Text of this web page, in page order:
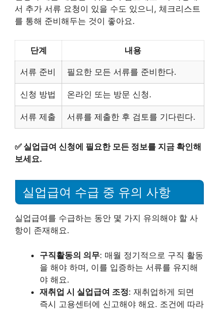
서 추가 서류 요청이 있을 수도 있으니, 체크리스트
를 통해 준비해두는 것이 좋아요.
단계 내용
서류 준비 필요한 모든 서류를 준비한다.
신청 방법 온라인 또는 방문 신청.
서류 제출 서류를 제출한 후 검토를 기다린다.
✅ 실업급여 신청에 필요한 모든 정보를 지금 확인해
보세요.
실업급여 수급 중 유의 사항
실업급여를 수급하는 동안 몇 가지 유의해야 할 사
항이 존재해요.
구직활동의 의무: 매월 정기적으로 구직 활동
을 해야 하며, 이를 입증하는 서류를 유지해
야 해요.
재취업 시 실업급여 조정: 재취업하게 되면
즉시 고용센터에 신고해야 해요. 조건에 따라